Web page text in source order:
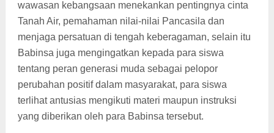
wawasan kebangsaan menekankan pentingnya cinta
Tanah Air, pemahaman nilai-nilai Pancasila dan
menjaga persatuan di tengah keberagaman, selain itu
Babinsa juga mengingatkan kepada para siswa
tentang peran generasi muda sebagai pelopor
perubahan positif dalam masyarakat, para siswa
terlihat antusias mengikuti materi maupun instruksi
yang diberikan oleh para Babinsa tersebut.